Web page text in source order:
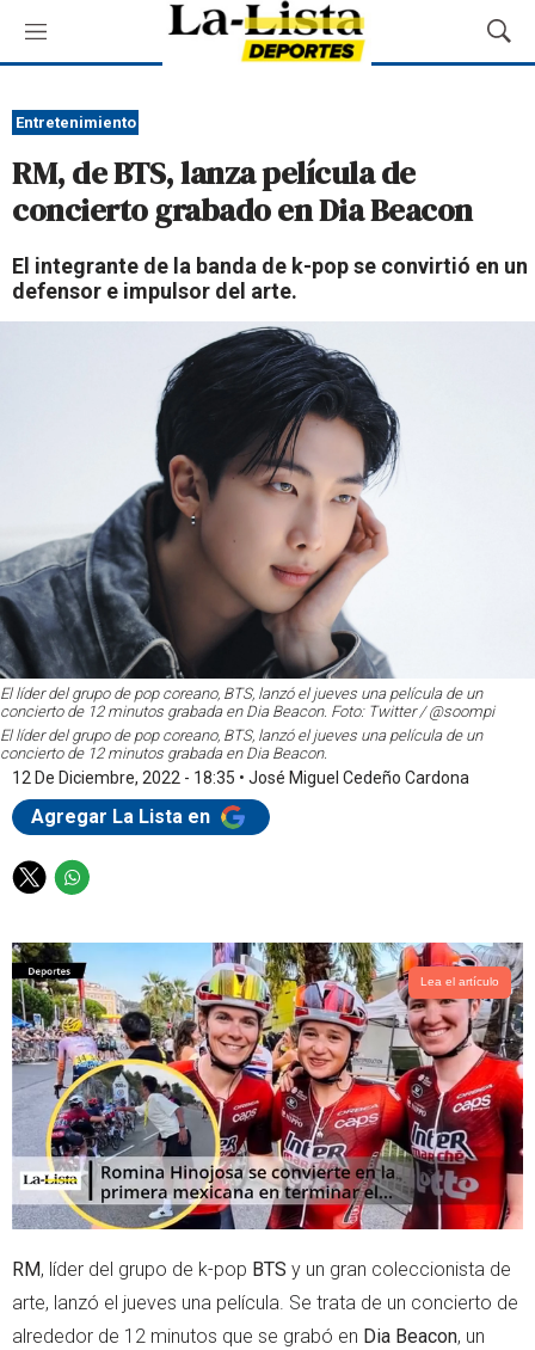
M
e
ú
M
o
s
u
Entretenimiento
RM, de BTS, lanza película de
concierto grabado en Dia Beacon
El integrante de la banda de k-pop se convirtió en un
defensor e impulsor del arte.
El líder del grupo de pop coreano, BTS, lanzó el jueves una película de un
concierto de 12 minutos grabada en Dia Beacon. Foto: Twitter / @soompi
El líder del grupo de pop coreano, BTS, lanzó el jueves una película de un
concierto de 12 minutos grabada en Dia Beacon.
12 De Diciembre, 2022 - 18:35 • José Miguel Cedeño Cardona
Agregar La Lista en
T
i
t
t
e
r
W
a
t
s
a
p
p
Lea el artículo
RM, líder del grupo de k-pop BTS y un gran coleccionista de
arte, lanzó el jueves una película. Se trata de un concierto de
alrededor de 12 minutos que se grabó en Dia Beacon, un